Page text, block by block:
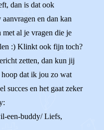
dan is dat ook
en dan kan
al je vragen die je
:) Klinkt ook fijn toch?
zetten, dan kun jij
dat ik jou zo wat
succes en het gaat zeker
een-buddy/ Liefs,